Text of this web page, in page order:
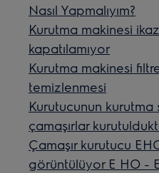
Nasıl Yapmalıyım?
Kurutma makinesi ikaz
kapatılamıyor
Kurutma makinesi
temizlenmesi
Kurutucunun kurutma
çamaşırlar
Çamaşır kurutucu
görüntülüyor E HO -